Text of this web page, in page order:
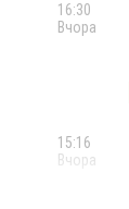
16:30
Вчора
15:16
Вчора